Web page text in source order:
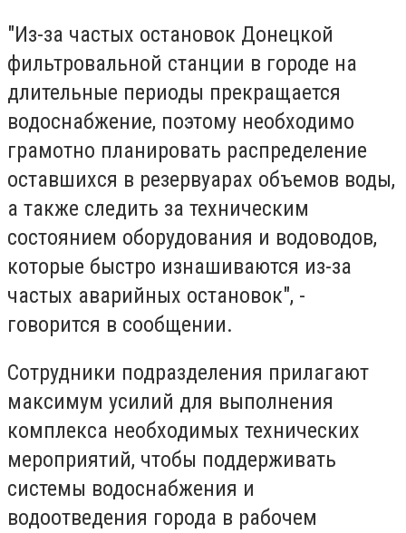
"Из-за частых остановок Донецкой
фильтровальной станции в городе на
длительные периоды прекращается
водоснабжение, поэтому необходимо
грамотно планировать распределение
оставшихся в резервуарах объемов воды,
а также следить за техническим
состоянием оборудования и водоводов,
которые быстро изнашиваются из-за
частых аварийных остановок", -
говорится в сообщении.
Сотрудники подразделения прилагают
максимум усилий для выполнения
комплекса необходимых технических
мероприятий, чтобы поддерживать
системы водоснабжения и
водоотведения города в рабочем